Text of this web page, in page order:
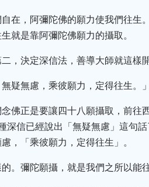
在，阿彌陀佛的願力使我們往生
就是靠阿彌陀佛願力的攝取。
，決定深信法，善導大師就這樣
疑無慮，乘彼願力，定得往生。」
佛正是要讓四十八願攝取，前往
信已經說出「無疑無慮」這句
，「乘彼願力，定得往生」。
。彌陀願攝，就是我們之所以能